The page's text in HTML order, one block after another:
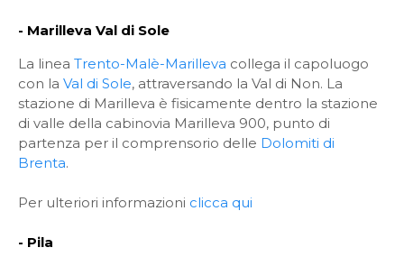
- Marilleva Val di Sole
La linea Trento-Malè-Marilleva collega il capoluogo
con la Val di Sole, attraversando la Val di Non. La
stazione di Marilleva è fisicamente dentro la stazione
di valle della cabinovia Marilleva 900, punto di
partenza per il comprensorio delle Dolomiti di
Brenta.
Per ulteriori informazioni clicca qui
- Pila